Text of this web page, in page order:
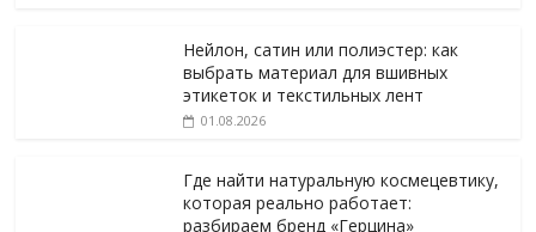
Нейлон, сатин или полиэстер: как
выбрать материал для вшивных
этикеток и текстильных лент
01.08.2026
Где найти натуральную космецевтику,
которая реально работает:
разбираем бренд «Герцина»